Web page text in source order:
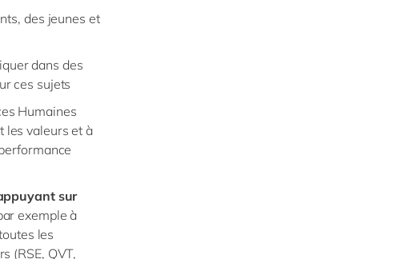
des jeunes et
dans des
ces sujets
Humaines
les valeurs et à
sur
exemple à
les
(RSE, QVT,